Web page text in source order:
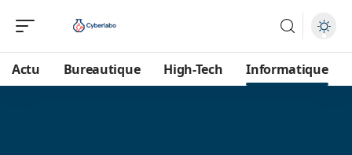
Actu Bureautique High-Tech Informatique